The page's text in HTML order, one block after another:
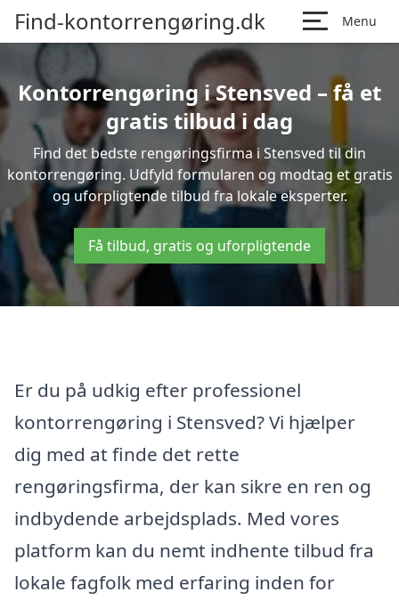
Find-kontorrengøring.dk Menu
Kontorrengøring i Stensved – få et
gratis tilbud i dag
Find det bedste rengøringsfirma i Stensved til din
kontorrengøring. Udfyld formularen og modtag et gratis
og uforpligtende tilbud fra lokale eksperter.
Få tilbud, gratis og uforpligtende
Er du på udkig efter professionel
kontorrengøring i Stensved? Vi hjælper
dig med at finde det rette
rengøringsfirma, der kan sikre en ren og
indbydende arbejdsplads. Med vores
platform kan du nemt indhente tilbud fra
lokale fagfolk med erfaring inden for